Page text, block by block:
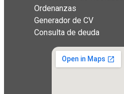
Ordenanzas
Generador de CV
Consulta de deuda